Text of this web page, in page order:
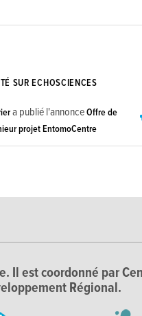
SUR ECHOSCIENCES
a publié l'annonceOffre de
projet EntomoCentre
est coordonné par
Régional.